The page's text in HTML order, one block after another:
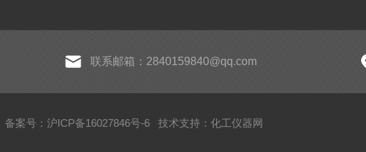
联系邮箱：2840159840@qq.com
备案号：沪ICP备16027846号-6 技术支持： 化工仪器网